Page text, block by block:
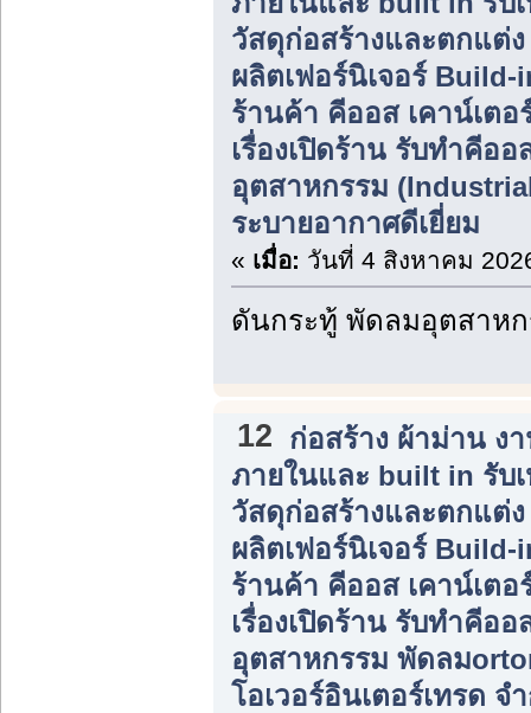
วัสดุก่อสร้างและตกแต่
ผลิตเฟอร์นิเจอร์
ร้านค้า คีออส เคาน์เตอ
เรื่องเปิดร้าน รับทำคีออ
อุตสาหกรรม
ระบายอากาศดีเยี่ยม
« เมื่อ: วันที่ 4 สิงหาคม
ดันกระทู้ พัดลมอุตสาห
12 ก่อสร้าง ผ้าม่าน ง
ภายในและ built in รับ
วัสดุก่อสร้างและตกแต่
ผลิตเฟอร์นิเจอร์
ร้านค้า คีออส เคาน์เตอ
เรื่องเปิดร้าน รับทำคีออ
อุตสาหกรรม พัดลม
โอเวอร์อินเตอร์เทรด จ